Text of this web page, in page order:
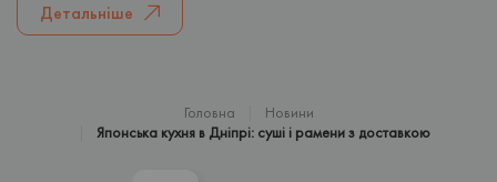
Детальніше
Головна
Новини
Японська кухня в Дніпрі: суші і рамени з доставкою